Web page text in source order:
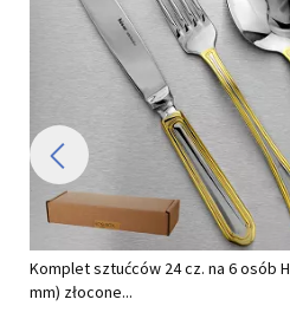
Komplet sztućców 24 cz. na 6 osób
mm) złocone...